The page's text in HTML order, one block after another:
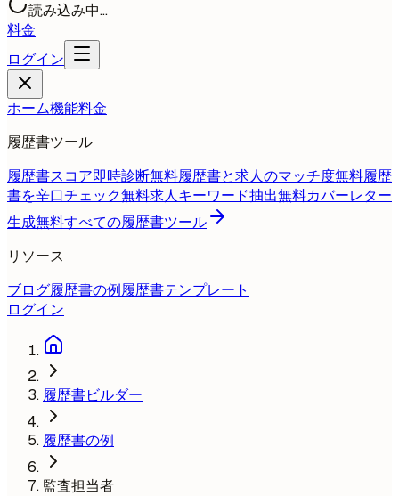
読み込み中...
料金
ログイン
ホーム機能料金
履歴書ツール
履歴書スコア即時診断無料履歴書と求人のマッチ度無料履歴
書を辛口チェック無料求人キーワード抽出無料カバーレター
生成無料すべての履歴書ツール
リソース
ブログ履歴書の例履歴書テンプレート
ログイン
履歴書ビルダー
履歴書の例
監査担当者